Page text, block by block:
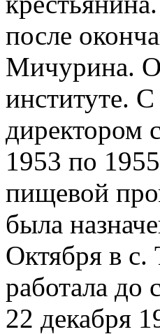
после
Мичурина.
институте.
директором
1953 по
пищевой
была
Октября в с.
работала до
22 декабря